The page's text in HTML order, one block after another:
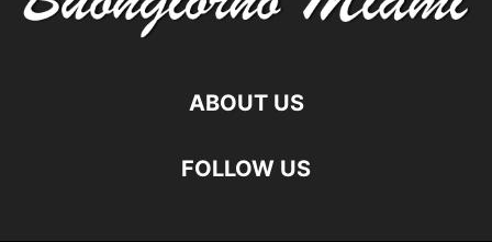
ABOUT US
FOLLOW US